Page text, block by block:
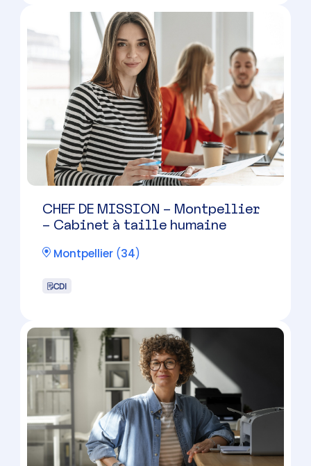
Manager en cabinet d’expertise
comptable – Montpellier EST
Montpellier(34)
CDI
Expert-Comptable salarié –
Montpellier
(34)
CDI